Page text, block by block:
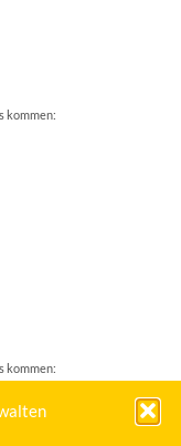
kommen:
kommen: